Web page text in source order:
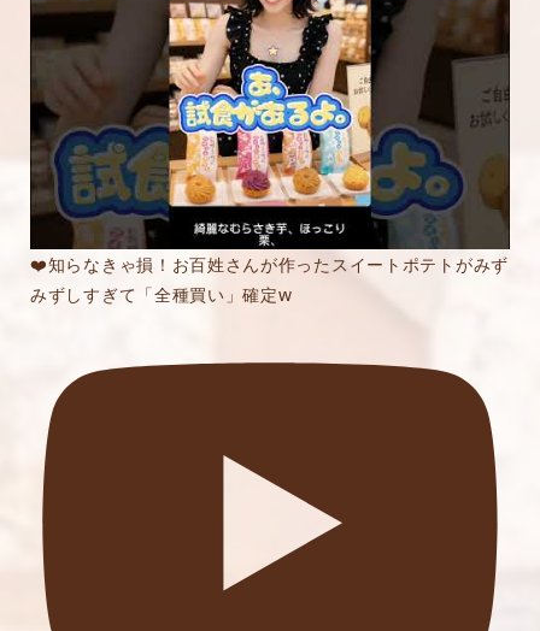
❤️知らなきゃ損！お百姓さんが作ったスイートポテトがみず
みずしすぎて「全種買い」確定w